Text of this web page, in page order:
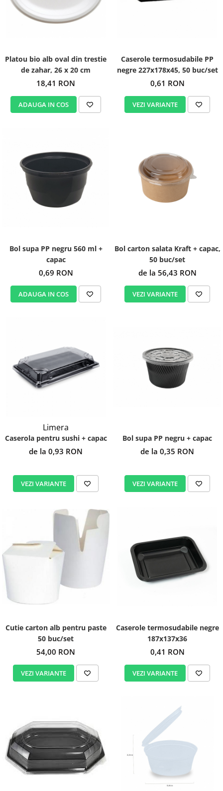
Platou bio alb oval din trestie
de zahar, 26 x 20 cm
18,41 RON
ADAUGA IN COS
Caserole termosudabile PP
negre 227x178x45, 50 buc/set
0,61 RON
VEZI VARIANTE
Bol supa PP negru 560 ml +
capac
0,69 RON
ADAUGA IN COS
Bol carton salata Kraft + capac,
50 buc/set
de la 56,43 RON
VEZI VARIANTE
Limera
Caserola pentru sushi + capac
de la 0,93 RON
VEZI VARIANTE
Bol supa PP negru + capac
de la 0,35 RON
VEZI VARIANTE
Cutie carton alb pentru paste
50 buc/set
54,00 RON
VEZI VARIANTE
Caserole termosudabile negre
187x137x36
0,41 RON
VEZI VARIANTE